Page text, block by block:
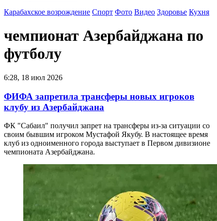
Карабахское возрождение Спорт Фото Видео Здоровье Кухня
чемпионат Азербайджана по
футболу
6:28, 18 июл 2026
ФИФА запретила трансферы новых игроков
клубу из Азербайджана
ФК "Сабаил" получил запрет на трансферы из-за ситуации со
своим бывшим игроком Мустафой Якубу. В настоящее время
клуб из одноименного города выступает в Первом дивизионе
чемпионата Азербайджана.